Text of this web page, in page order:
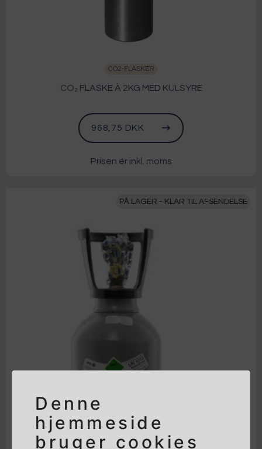
Denne
hjemmeside
bruger cookies
CO2-FLASKER
CO₂ FLASKE À 2KG MED KULSYRE
968,75 DKK
Prisen er inkl. moms
PÅ LAGER - KLAR TIL AFSENDELSE